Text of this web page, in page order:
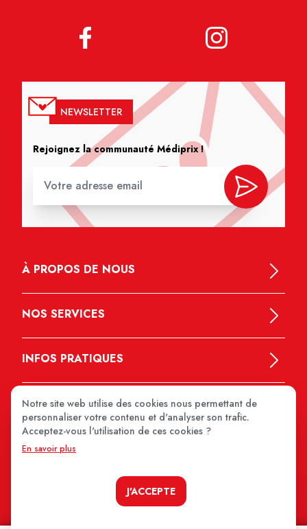
NEWSLETTER
Rejoignez la communauté Médiprix !
À PROPOS DE NOUS
NOS SERVICES
INFOS PRATIQUES
Notre site web utilise des cookies nous permettant de
personnaliser votre contenu et d'analyser son trafic.
Acceptez-vous l'utilisation de ces cookies ?
En savoir plus
J'ACCEPTE